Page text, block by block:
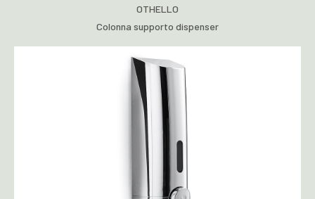
OTHELLO
Colonna supporto dispenser